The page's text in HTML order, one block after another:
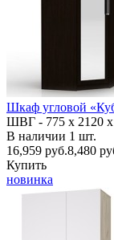
Шкаф угловой
ШВГ - 775 х 2120
В наличии 1 шт.
16,959 руб.8,480
Купить
новинка